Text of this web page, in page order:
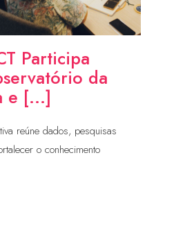
Participa
da
e [...]
reúne dados, pesquisas
o conhecimento